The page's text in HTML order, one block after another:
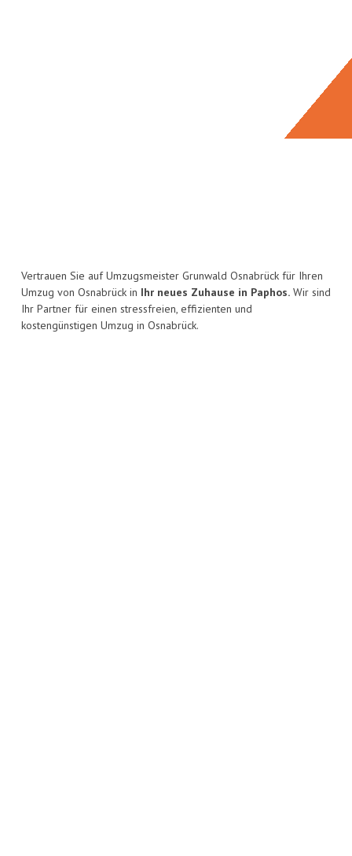
Vertrauen Sie auf Umzugsmeister Grunwald Osnabrück für Ihren
Umzug von Osnabrück in Ihr neues Zuhause in Paphos. Wir sind
Ihr Partner für einen stressfreien, effizienten und
kostengünstigen Umzug in Osnabrück.